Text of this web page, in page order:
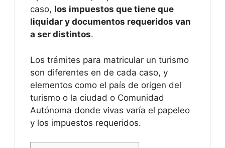
caso, los impuestos que tiene que
liquidar y documentos requeridos van
a ser distintos.
Los trámites para matricular un turismo
son diferentes en de cada caso, y
elementos como el país de origen del
turismo o la ciudad o Comunidad
Autónoma donde vivas varía el papeleo
y los impuestos requeridos.